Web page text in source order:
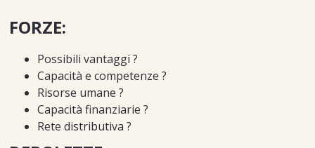
FORZE:
Possibili vantaggi ?
Capacità e competenze ?
Risorse umane ?
Capacità finanziarie ?
Rete distributiva ?